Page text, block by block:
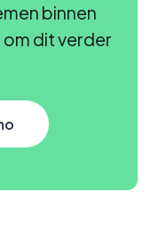
binnen
dit verder